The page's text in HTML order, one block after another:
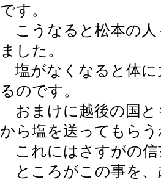
です。
こうなると松本の人
ました。
塩がなくなると体に
るのです。
おまけに越後の国と
から塩を送ってもら
これにはさすがの信
ところがこの事を、